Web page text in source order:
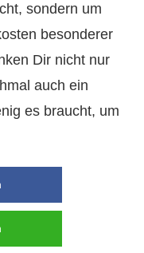
sondern um
besonderer
Dir nicht nur
auch ein
es braucht, um